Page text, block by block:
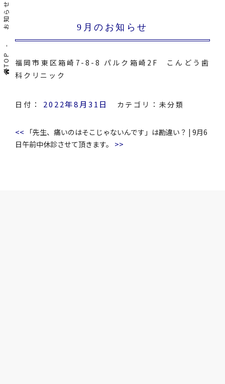
TOP
お知らせ 9月のお知らせ
福岡市東区箱崎7-8-8 パルク箱崎2F こんどう歯
科クリニック
日付： 2022年8月31日 カテゴリ： 未分類
<< 「先生、痛いのはそこじゃないんです」は勘違い？ | 9月6
日午前中休診させて頂きます。 >>